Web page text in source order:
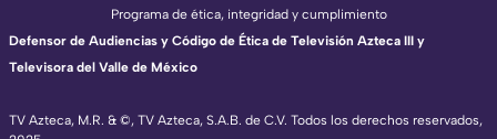
TV Azteca, M.R. & ©, TV Azteca, S.A.B. de C.V. Todos los derechos reservados,
Programa de ética, integridad y cumplimiento
Defensor de Audiencias y Código de Ética de Televisión Azteca III y
Televisora del Valle de México